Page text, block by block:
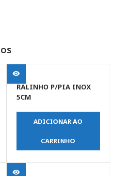
RALINHO P/PIA INOX
5CM
ADICIONAR AO
CARRINHO